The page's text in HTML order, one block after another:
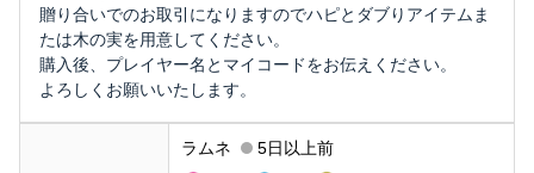
贈り合いでのお取引になりますのでハピとダブりアイテムま
たは木の実を用意してください。
購入後、プレイヤー名とマイコードをお伝えください。
よろしくお願いいたします。
ラムネ
5日以上前